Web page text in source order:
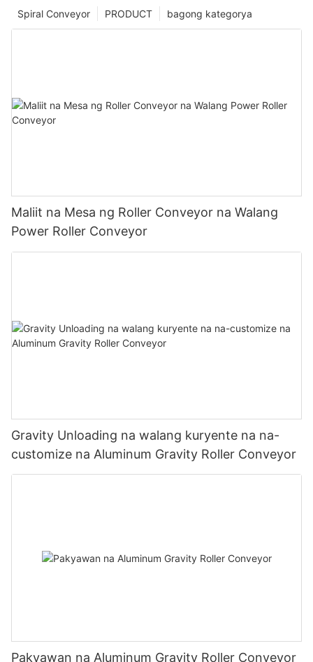
bagong kategorya
PRODUCT
Spiral Conveyor
Maliit na Mesa ng Roller Conveyor na Walang
Power Roller Conveyor
Gravity Unloading na walang kuryente na na-
customize na Aluminum Gravity Roller Conveyor
Pakyawan na Aluminum Gravity Roller Conveyor